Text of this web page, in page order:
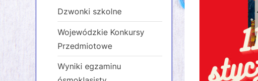
Dzwonki szkolne
Wojewódzkie Konkursy
Przedmiotowe
Wyniki egzaminu